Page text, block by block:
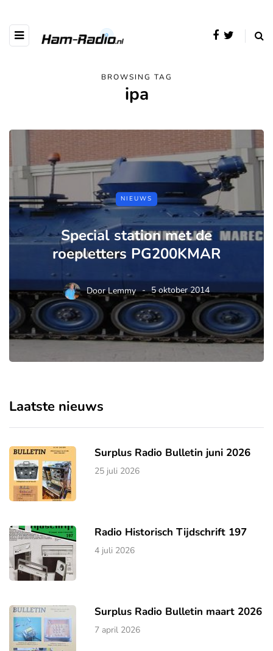
BROWSING TAG
ipa
NIEUWS
Special station met de
roepletters PG200KMAR
DoorLemmy 5 oktober 2014
Laatste nieuws
Surplus Radio Bulletin juni 2026
25 juli 2026
Radio Historisch Tijdschrift 197
4 juli 2026
Surplus Radio Bulletin maart 2026
7 april 2026